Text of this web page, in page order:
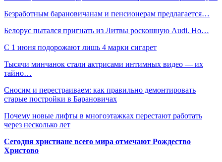
Безработным барановичанам и пенсионерам предлагается…
Белорус пытался пригнать из Литвы роскошную Audi. Но…
С 1 июня подорожают лишь 4 марки сигарет
Тысячи минчанок стали актрисами интимных видео — их
тайно…
Сносим и перестраиваем: как правильно демонтировать
старые постройки в Барановичах
Почему новые лифты в многоэтажках перестают работать
через несколько лет
Сегодня христиане всего мира отмечают Рождество
Христово